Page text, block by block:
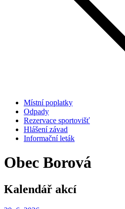
Místní poplatky
Odpady
Rezervace sportovišť
Hlášení závad
Informační leták
Obec Borová
Kalendář akcí